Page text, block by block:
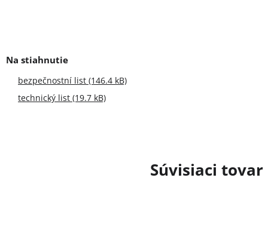
Súvisiaci tovar
bezpečnostní list (146.4 kB)
technický list (19.7 kB)